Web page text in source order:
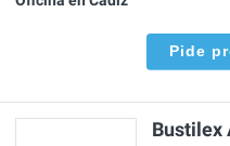
Pide
Bustilex